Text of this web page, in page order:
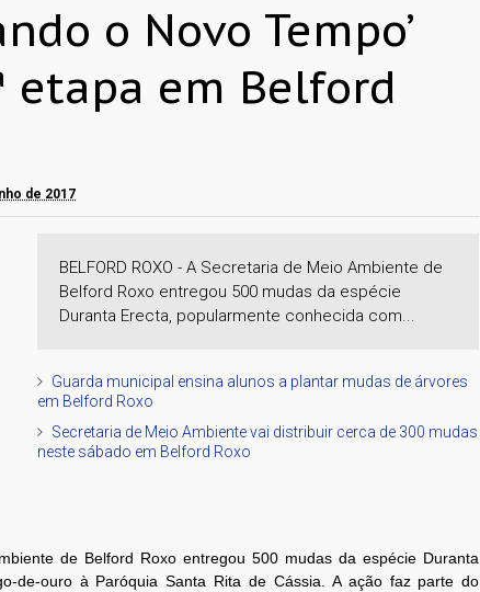
o Novo Tempo’
etapa em Belford
de 2017
BELFORD ROXO - A Secretaria de Meio Ambiente de
Belford Roxo entregou 500 mudas da espécie
Duranta Erecta, popularmente conhecida com...
Guarda municipal ensina alunos a plantar mudas de árvores
em Belford Roxo
Secretaria de Meio Ambiente vai distribuir cerca de 300 mudas
neste sábado em Belford Roxo
de Belford Roxo entregou 500 mudas da espécie Duranta
de-ouro à Paróquia Santa Rita de Cássia. A ação faz parte do